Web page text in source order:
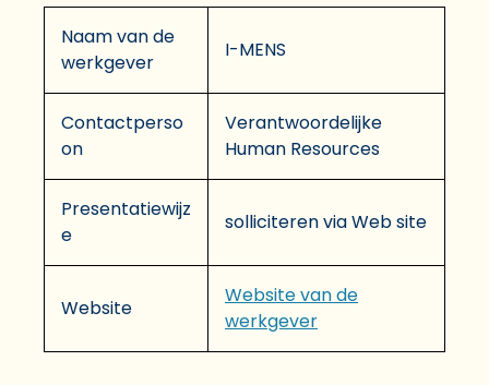
Naam van de
werkgever
I-MENS
Contactperso
on
Verantwoordelijke
Human Resources
Presentatiewijz
e
solliciteren via Web site
Website
Website van de
werkgever